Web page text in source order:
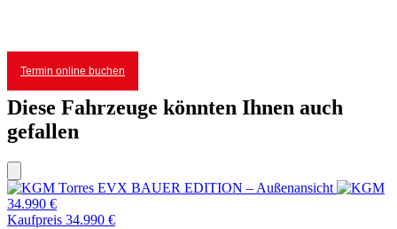
Termin online buchen
Diese Fahrzeuge könnten Ihnen auch
gefallen
34.990 €
Kaufpreis 34.990 €